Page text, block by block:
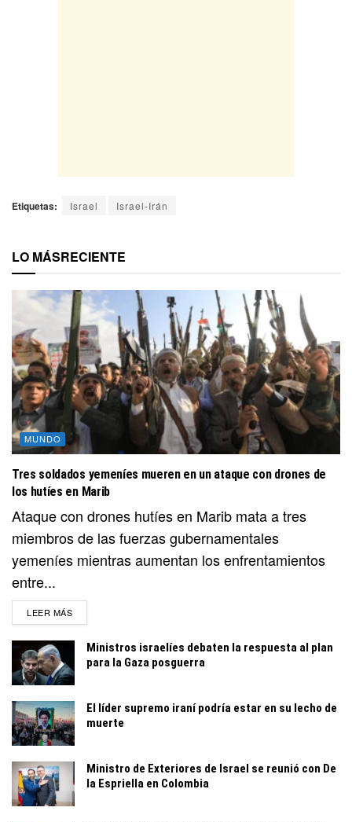
Etiquetas: Israel Israel-Irán
LO MÁSRECIENTE
MUNDO
Tres soldados yemeníes mueren en un ataque con drones de
los hutíes en Marib
Ataque con drones hutíes en Marib mata a tres
miembros de las fuerzas gubernamentales
yemeníes mientras aumentan los enfrentamientos
entre...
LEER MÁSDETAILS
Ministros israelíes debaten la respuesta al plan
para la Gaza posguerra
El líder supremo iraní podría estar en su lecho de
muerte
Ministro de Exteriores de Israel se reunió con De
la Espriella en Colombia